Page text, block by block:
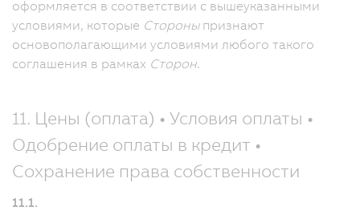
оформляется в соответствии с вышеуказанными
условиями, которые Стороныпризнают
основополагающими условиями любого такого
соглашения в рамках Сторон.
11. Цены (оплата) • Условия оплаты •
Одобрение оплаты в кредит •
Сохранение права собственности
11.1.